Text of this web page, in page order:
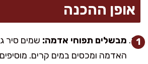
אופן ההכנה
מבשלים תפוחי אדמה: שמים סיר
האדמה ומכסים במים קרים.